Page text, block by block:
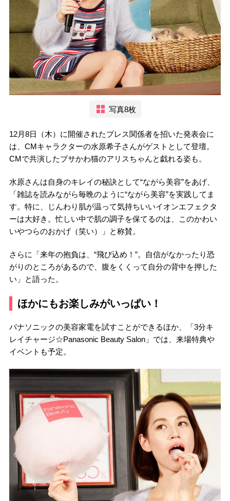
写真8枚
12月8日（木）に開催されたプレス関係者を招いた発表会に
は、CMキャラクターの水原希子さんがゲストとして登壇。
CMで共演したブサかわ猫のアリスちゃんと戯れる姿も。
水原さんは自身のキレイの秘訣として“ながら美容”をあげ、
「雑誌を読みながら毎晩のように“ながら美容”を実践してま
す。特に、じんわり肌が温って気持ちいいイオンエフェクタ
ーは大好き。忙しい中で肌の調子を保てるのは、このかわい
いやつらのおかげ（笑い）」と称賛。
さらに「来年の抱負は、“飛び込め！”。自信がなかったり恐
がりのところがあるので、腹をくくって自分の背中を押した
い」と語った。
ほかにもお楽しみがいっぱい！
パナソニックの美容家電を試すことができるほか、「3分キ
レイチャージ☆Panasonic Beauty Salon」では、来場特典や
イベントも予定。